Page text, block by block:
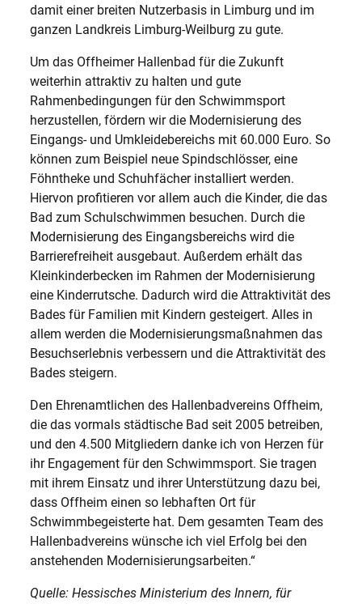
damit einer breiten Nutzerbasis in Limburg und im
ganzen Landkreis Limburg-Weilburg zu gute.
Um das Offheimer Hallenbad für die Zukunft
weiterhin attraktiv zu halten und gute
Rahmenbedingungen für den Schwimmsport
herzustellen, fördern wir die Modernisierung des
Eingangs- und Umkleidebereichs mit 60.000 Euro. So
können zum Beispiel neue Spindschlösser, eine
Föhntheke und Schuhfächer installiert werden.
Hiervon profitieren vor allem auch die Kinder, die das
Bad zum Schulschwimmen besuchen. Durch die
Modernisierung des Eingangsbereichs wird die
Barrierefreiheit ausgebaut. Außerdem erhält das
Kleinkinderbecken im Rahmen der Modernisierung
eine Kinderrutsche. Dadurch wird die Attraktivität des
Bades für Familien mit Kindern gesteigert. Alles in
allem werden die Modernisierungsmaßnahmen das
Besuchserlebnis verbessern und die Attraktivität des
Bades steigern.
Den Ehrenamtlichen des Hallenbadvereins Offheim,
die das vormals städtische Bad seit 2005 betreiben,
und den 4.500 Mitgliedern danke ich von Herzen für
ihr Engagement für den Schwimmsport. Sie tragen
mit ihrem Einsatz und ihrer Unterstützung dazu bei,
dass Offheim einen so lebhaften Ort für
Schwimmbegeisterte hat. Dem gesamten Team des
Hallenbadvereins wünsche ich viel Erfolg bei den
anstehenden Modernisierungsarbeiten.“
Quelle: Hessisches Ministerium des Innern, für